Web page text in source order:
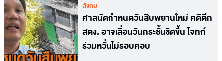
สังคม
ศาลนัดกำหนดวันสืบพยานใหม่ คดีตึก
สตง. อาจเลื่อนวันกระชั้นชิดขึ้น โจทก์
ร่วมหวั่นไม่รอบคอบ